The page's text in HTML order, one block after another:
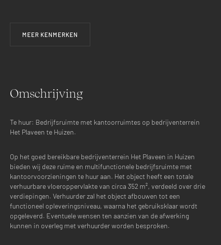
MEER KENMERKEN
Omschrijving
Te huur: Bedrijfsruimte met kantoorruimtes op bedrijventerrein
Het Plaveen te Huizen.
Op het goed bereikbare bedrijventerrein Het Plaveen in Huizen
bieden wij deze ruime en multifunctionele bedrijfsruimte met
kantoorvoorzieningen te huur aan. Het object heeft een totale
verhuurbare vloeroppervlakte van circa 352 m², verdeeld over drie
verdiepingen. Verhuurder zal het object afbouwen tot een
functioneel opleveringsniveau, waarna het gebruiksklaar wordt
opgeleverd. Eventuele wensen ten aanzien van de afwerking
kunnen in overleg met verhuurder worden besproken.